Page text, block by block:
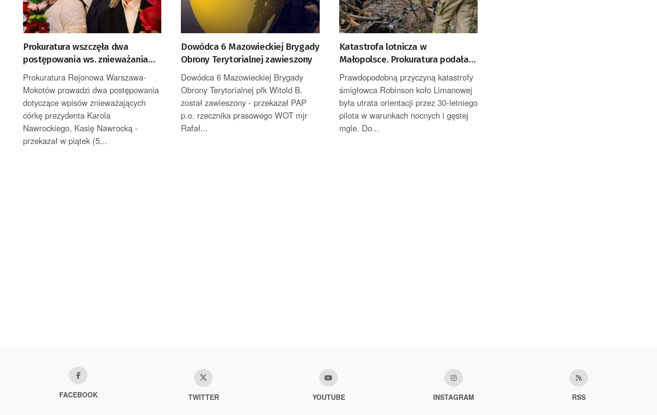
Prokuratura wszczęła dwa
postępowania ws. znieważania
córki prezydenta
Prokuratura Rejonowa Warszawa-
Mokotów prowadzi dwa postępowania
dotyczące wpisów znieważających
córkę prezydenta Karola
Nawrockiego, Kasię Nawrocką -
przekazał w piątek (5...
Dowódca 6 Mazowieckiej Brygady
Obrony Terytorialnej zawieszony
Dowódca 6 Mazowieckiej Brygady
Obrony Terytorialnej płk Witold B.
został zawieszony - przekazał PAP
p.o. rzecznika prasowego WOT mjr
Rafał...
Katastrofa lotnicza w
Małopolsce. Prokuratura podała
nowe informacje
Prawdopodobną przyczyną katastrofy
śmigłowca Robinson koło Limanowej
była utrata orientacji przez 30-letniego
pilota w warunkach nocnych i gęstej
mgle. Do...
FACEBOOK TWITTER YOUTUBE INSTAGRAM RSS